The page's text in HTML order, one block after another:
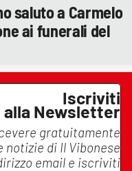
saluto a Carmelo
ai funerali del
Iscriviti
alla Newsletter
gratuitamente
notizie di Il Vibonese
email e iscriviti